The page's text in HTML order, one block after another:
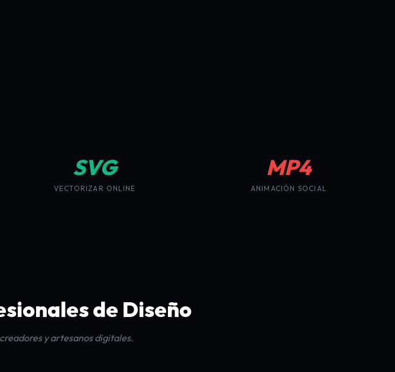
SVG
VECTORIZAR ONLINE
MP4
ANIMACIÓN SOCIAL
de Diseño
y artesanos digitales.